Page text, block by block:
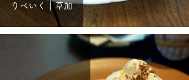
りべいく｜草加